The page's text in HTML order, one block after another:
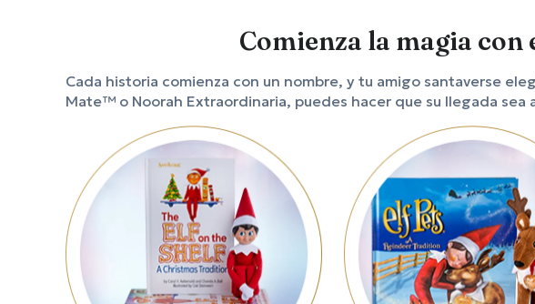
Comienza la magia
Cada historia comienza con un nombre, y tu amigo santaverse
Mate™ o Noorah Extraordinaria, puedes hacer que su llegada